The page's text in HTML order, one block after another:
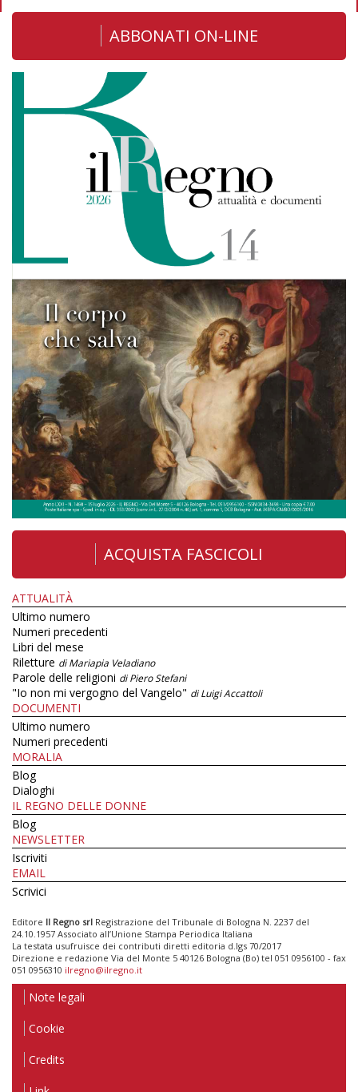
ABBONATI ON-LINE
ACQUISTA FASCICOLI
ATTUALITÀ
Ultimo numero
Numeri precedenti
Libri del mese
Riletture di Mariapia Veladiano
Parole delle religioni di Piero Stefani
"Io non mi vergogno del Vangelo" di Luigi Accattoli
DOCUMENTI
Ultimo numero
Numeri precedenti
MORALIA
Blog
Dialoghi
IL REGNO DELLE DONNE
Blog
NEWSLETTER
Iscriviti
EMAIL
Scrivici
Editore Il Regno srl Registrazione del Tribunale di Bologna N. 2237 del
24.10.1957 Associato all’Unione Stampa Periodica Italiana
La testata usufruisce dei contributi diretti editoria d.lgs 70/2017
Direzione e redazione Via del Monte 5 40126 Bologna (Bo) tel 051 0956100 - fax
051 0956310 ilregno@ilregno.it
Note legali
Cookie
Credits